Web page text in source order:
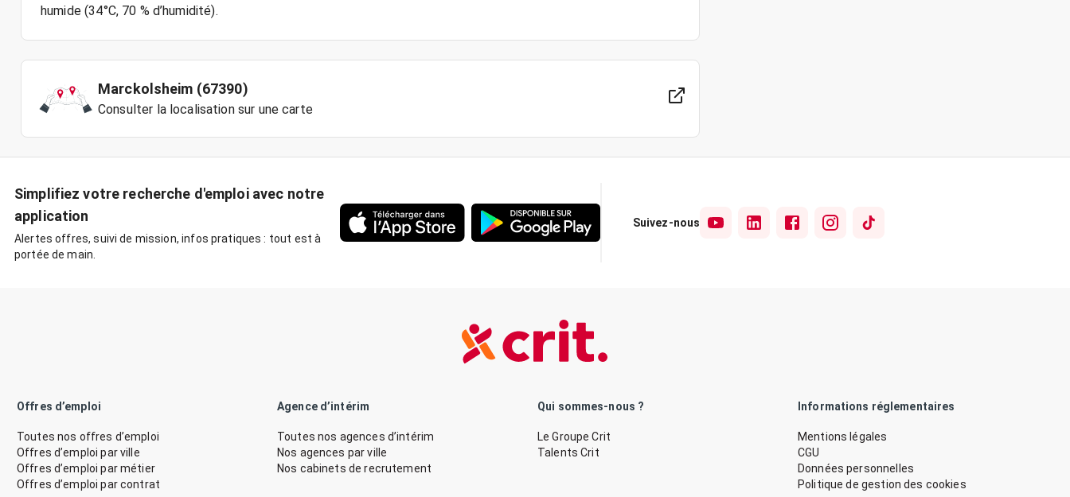
Marckolsheim (67390)
Consulter la localisation sur une carte
Simplifiez votre recherche d'emploi avec notre
application
Alertes offres, suivi de mission, infos pratiques : tout est à
portée de main.
Suivez-nous
Offres d’emploi
Toutes nos offres d’emploi
Offres d’emploi par ville
Offres d’emploi par métier
Offres d’emploi par contrat
Agence d’intérim
Toutes nos agences d’intérim
Nos agences par ville
Nos cabinets de recrutement
Qui sommes-nous ?
Le Groupe Crit
Talents Crit
Informations réglementaires
Mentions légales
CGU
Données personnelles
Politique de gestion des cookies